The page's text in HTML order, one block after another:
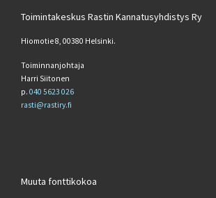
Toimintakeskus Rastin Kannatusyhdistys Ry
Hiomotie 8, 00380 Helsinki.
Toiminnanjohtaja
Harri Siitonen
p. 040 5623 026
rasti@rastiry.fi
Muuta fonttikokoa